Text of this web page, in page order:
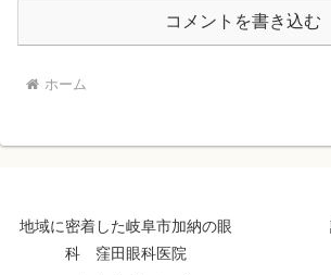
コメントを書き込む
ホーム
地域に密着した岐阜市加納の眼
科 窪田眼科医院